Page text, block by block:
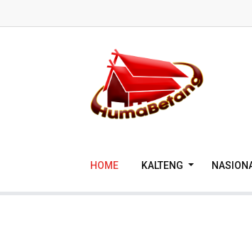
HOME KALTENG